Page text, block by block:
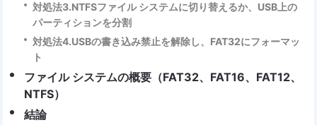
対処法3.NTFSファイル システムに切り替えるか、USB上の
パーティションを分割
対処法4.USBの書き込み禁止を解除し、FAT32にフォーマッ
ト
ファイル システムの概要（FAT32、FAT16、FAT12、
NTFS）
結論